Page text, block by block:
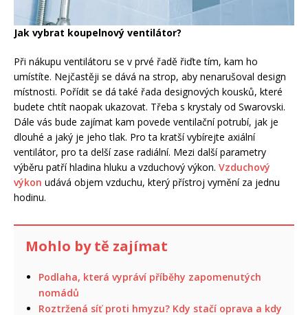
Jak vybrat koupelnový ventilátor?
Při nákupu ventilátoru se v prvé řadě řiďte tím, kam ho
umístíte. Nejčastěji se dává na strop, aby nenarušoval design
místnosti. Pořídit se dá také řada designových kousků, které
budete chtít naopak ukazovat. Třeba s krystaly od Swarovski.
Dále vás bude zajímat kam povede ventilační potrubí, jak je
dlouhé a jaký je jeho tlak. Pro ta kratší vybírejte axiální
ventilátor, pro ta delší zase radiální. Mezi další parametry
výběru patří hladina hluku a vzduchový výkon. Vzduchový
výkon udává objem vzduchu, který přístroj vymění za jednu
hodinu.
Mohlo by tě zajímat
Podlaha, která vypráví příběhy zapomenutých
nomádů
Roztržená síť proti hmyzu? Kdy stačí oprava a kdy